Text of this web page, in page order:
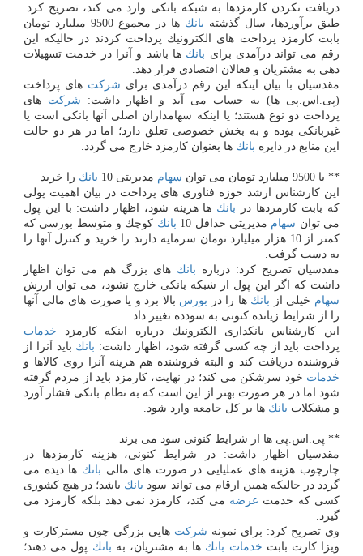
دریافت نكردن كارمزدها به شبكه بانكی وارد می كند، تصریح كرد:
طبق برآوردها، سال گذشته بانك
ها در مجموع 9500 میلیارد تومان
بابت كارمزد پرداخت های الكترونیك پرداخت كردند در حالیكه این
رقم می تواند درآمدی برای بانك ها باشد و آنرا در خدمت تسهیلات
دهی به مشتریان و فعالان اقتصادی قرار دهد.
مقدسیان با بیان اینكه این رقم درآمدی برای شركت های پرداخت
(پی.اس.پی ها) به حساب می آید و اظهار داشت: شركت های
پرداخت دو نوع هستند؛ یا اینكه سهامداران اصلی آنها بانكی است یا
غیربانكی بوده و به بخش خصوصی تعلق دارد؛ اما در هر دو حالت
این منابع در دایره بانك ها بعنوان كارمزد خارج می گردد.
** با 9500 میلیارد تومان می توان سهام مدیریتی 10 بانك را خرید
این كارشناس ارشد حوزه فناوری های پرداخت در بیان اهمیت پولی
كه بابت كارمزدها در بانك ها هزینه شود، اظهار داشت: با این پول
می توان سهام مدیریتی حداقل 10 بانك كوچك و متوسط بورسی كه
كمتر از 10 هزار میلیارد تومان سرمایه دارند را خرید و كنترل آنها را
به دست گرفت.
مقدسیان تصریح كرد: درباره بانك های بزرگ هم می توان اظهار
داشت كه اگر این پول از شبكه بانكی خارج نشود، می توان ارزش
سهام خیلی از بانك ها را در بورس بالا برد و یا صورت های مالی آنها
را از شرایط زیانده كنونی به سودده تغییر داد.
این كارشناس بانكداری الكترونیك درباره اینكه كارمزد خدمات
پرداخت باید از چه كسی گرفته شود، اظهار داشت: بانك باید آنرا از
فروشنده دریافت كند و البته فروشنده هم هزینه آنرا روی كالاها و
خدمات خود سرشكن می كند؛ در نهایت، كارمزد باید از مردم گرفته
شود اما در هر صورت بهتر از این است كه به نظام بانكی فشار آورد
و مشكلات بانك ها بر كل جامعه وارد شود.
** پی.اس.پی ها از شرایط كنونی سود می برند
مقدسیان اظهار داشت: در شرایط كنونی، هزینه كارمزدها در
چارچوب هزینه های عملیایی در صورت های مالی بانك ها دیده می
گردد در حالیكه همین ارقام می تواند سود بانك باشد؛ در هیچ كشوری
كسی كه خدمت عرضه می كند، كارمزد نمی دهد بلكه كارمزد می
گیرد.
وی تصریح كرد: برای نمونه شركت هایی بزرگی چون مستركارت و
ویزا كارت بابت خدمات بانك ها به مشتریان، به بانك پول می دهند؛